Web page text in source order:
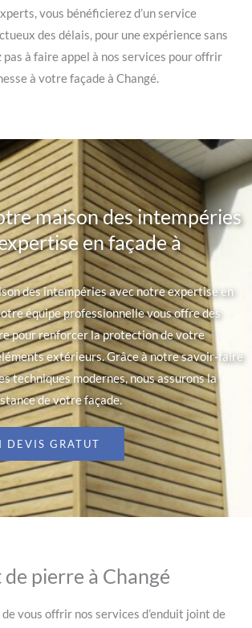
vous bénéficierez d’un service
des délais, pour une expérience sans
pas à faire appel à nos services pour offrir
à votre façade à Changé.
maison des intempéries
en façade à
des intempéries avec notre expertise en
équipe professionnelle vous offre des
pour renforcer la protection de votre
extérieurs. Grâce à notre savoir-faire
techniques modernes, nous assurons la
de votre façade.
DEVIS GRATUT
pierre à Changé
vous offrir nos services d’enduit joint de